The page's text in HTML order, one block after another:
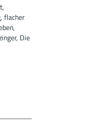
flacher
Die